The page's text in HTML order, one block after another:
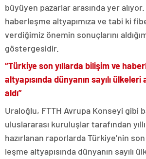
büyüyen pazarlar arasında yer
haberleşme altyapımıza ve tabi ki
verdiğimiz önemin sonuçlarını
göstergesidir.
“Türkiye son yıllarda bilişim ve
altyapısında dünyanın sayılı
aldı”
Uraloğlu, FTTH Avrupa Konseyi gibi
uluslararası kuruluşlar tarafından
hazırlanan raporlarda Türkiye’nin
leşme altyapısında dünyanın sayılı